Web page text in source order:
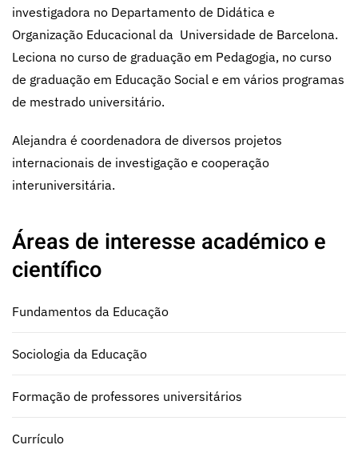
investigadora no Departamento de Didática e
Organização Educacional da Universidade de Barcelona.
Leciona no curso de graduação em Pedagogia, no curso
de graduação em Educação Social e em vários programas
de mestrado universitário.
Alejandra é coordenadora de diversos projetos
internacionais de investigação e cooperação
interuniversitária.
Áreas de interesse académico e
científico
Fundamentos da Educação
Sociologia da Educação
Formação de professores universitários
Currículo